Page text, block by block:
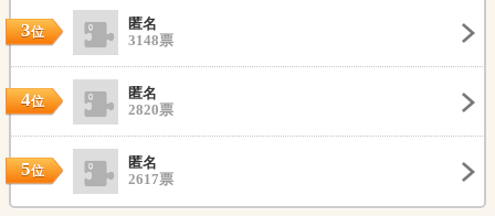
3位
匿名
3148票
4位
匿名
2820票
5位
匿名
2617票